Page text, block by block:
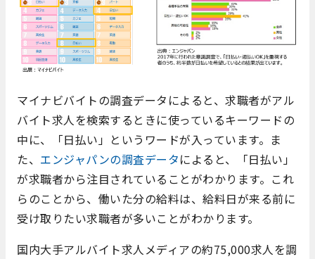
マイナビバイトの調査データによると、求職者がアル
バイト求人を検索するときに使っているキーワードの
中に、「日払い」というワードが入っています。ま
た、 エンジャパンの調査データによると、「日払い」
が求職者から注目されていることがわかります。これ
らのことから、働いた分の給料は、給料日が来る前に
受け取りたい求職者が多いことがわかります。
国内大手アルバイト求人メディアの約75,000求人を調